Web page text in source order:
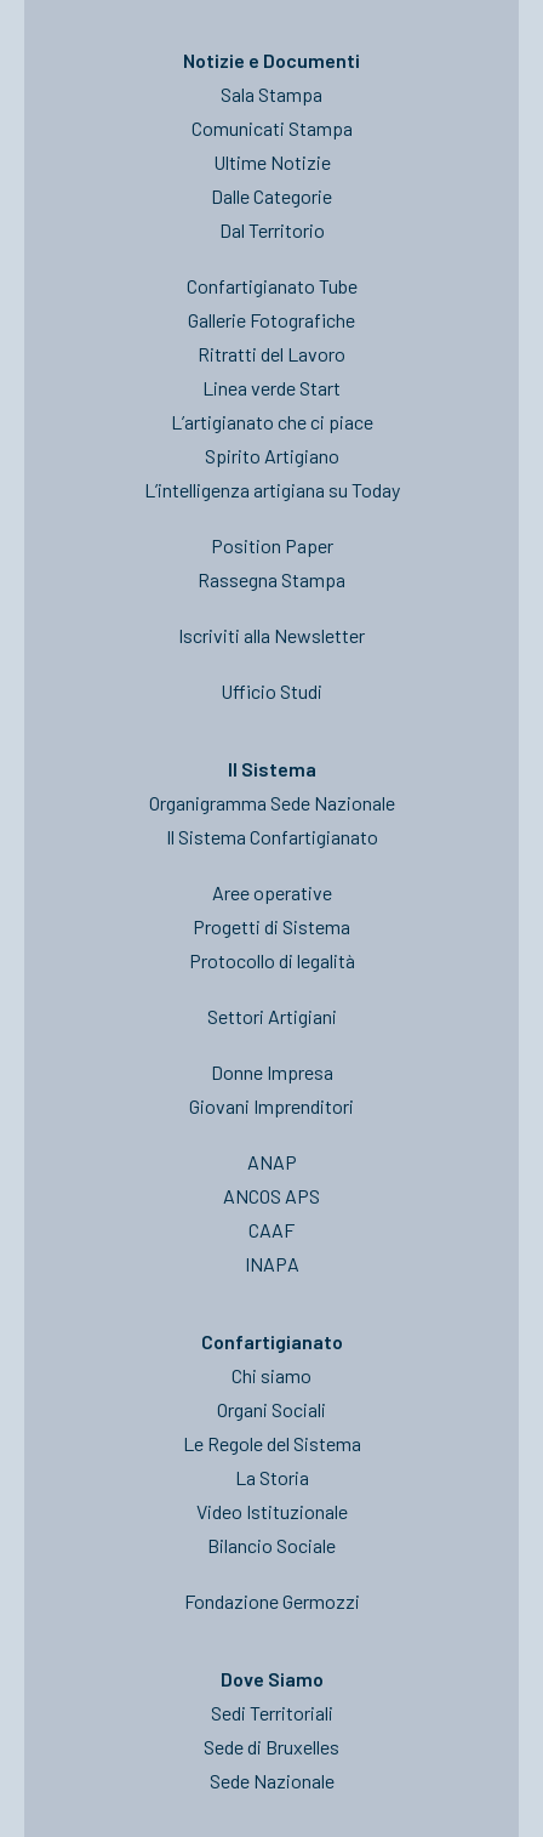
Notizie e Documenti
Sala Stampa
Comunicati Stampa
Ultime Notizie
Dalle Categorie
Dal Territorio
Confartigianato Tube
Gallerie Fotografiche
Ritratti del Lavoro
Linea verde Start
L’artigianato che ci piace
Spirito Artigiano
L’intelligenza artigiana su Today
Position Paper
Rassegna Stampa
Iscriviti alla Newsletter
Ufficio Studi
Il Sistema
Organigramma Sede Nazionale
Il Sistema Confartigianato
Aree operative
Progetti di Sistema
Protocollo di legalità
Settori Artigiani
Donne Impresa
Giovani Imprenditori
ANAP
ANCOS APS
CAAF
INAPA
Confartigianato
Chi siamo
Organi Sociali
Le Regole del Sistema
La Storia
Video Istituzionale
Bilancio Sociale
Fondazione Germozzi
Dove Siamo
Sedi Territoriali
Sede di Bruxelles
Sede Nazionale